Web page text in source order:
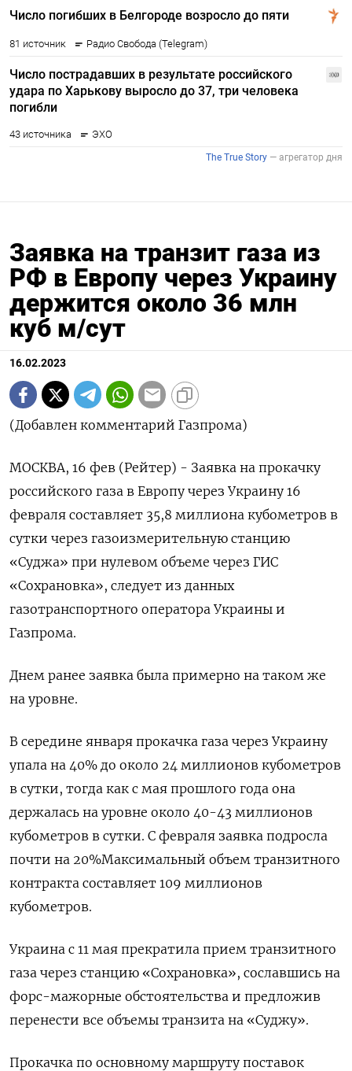
Заявка на транзит газа из
РФ в Европу через Украину
держится около 36 млн
куб м/сут
16.02.2023
(Добавлен комментарий Газпрома)
МОСКВА, 16 фев (Рейтер) - Заявка на прокачку
российского газа в Европу через Украину 16
февраля составляет 35,8 миллиона кубометров в
сутки через газоизмерительную станцию
«Суджа» при нулевом объеме через ГИС
«Сохрановка», следует из данных
газотранспортного оператора Украины и
Газпрома.
Днем ранее заявка была примерно на таком же
на уровне.
В середине января прокачка газа через Украину
упала на 40% до около 24 миллионов кубометров
в сутки, тогда как с мая прошлого года она
держалась на уровне около 40-43 миллионов
кубометров в сутки. С февраля заявка подросла
почти на 20%Максимальный объем транзитного
контракта составляет 109 миллионов
кубометров.
Украина с 11 мая прекратила прием транзитного
газа через станцию «Сохрановка», сославшись на
форс-мажорные обстоятельства и предложив
перенести все объемы транзита на «Суджу».
Прокачка по основному маршруту поставок